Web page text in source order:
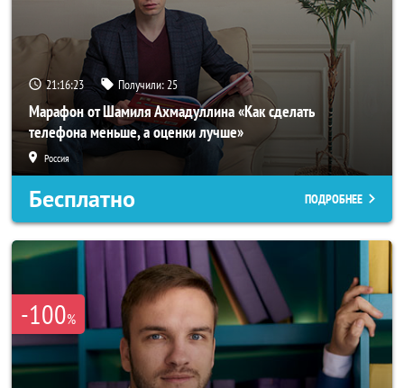
21:16:20 Получили:25
Марафон от Шамиля Ахмадуллина «Как сделать
телефона меньше, а оценки лучше»
Россия
Бесплатно ПОДРОБНЕЕ
-100%